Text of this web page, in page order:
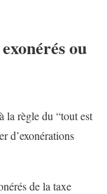
ou
la règle du “tout est
d’exonérations
de la taxe